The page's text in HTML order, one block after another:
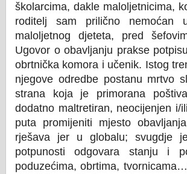
školarcima, dakle maloljetnicima,
roditelj sam prilično
maloljetnog djeteta, pred
Ugovor o obavljanju prakse
obrtnička komora i učenik. Istog
njegove odredbe postanu mrtvo
strana koja je primorana
dodatno maltretiran, neocijenjen
puta promijeniti mjesto
rješava jer u globalu; svugdje
potpunosti odgovara stanju i
poduzećima, obrtima,